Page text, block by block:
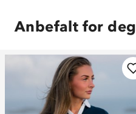
Anbefalt for deg